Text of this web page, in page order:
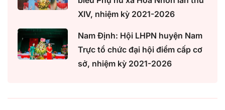
XIV, nhiệm kỳ 2021-2026
Nam Định: Hội LHPN huyện Nam
Trực tổ chức đại hội điểm cấp cơ
sở, nhiệm kỳ 2021-2026